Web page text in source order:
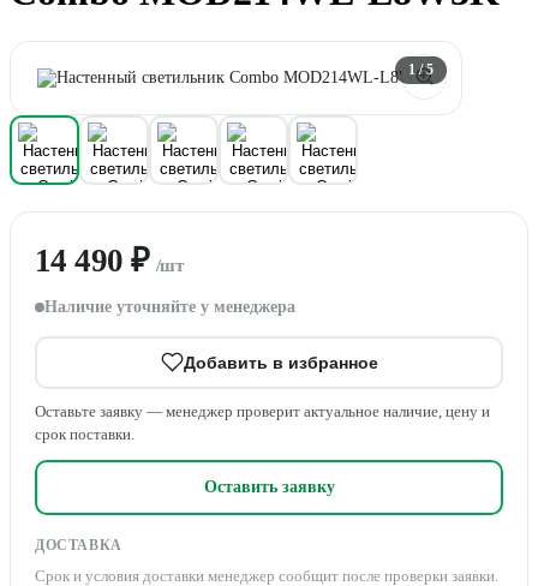
1/ 5
14 490 ₽ /шт
Наличие уточняйте у менеджера
Добавить в избранное
Оставьте заявку — менеджер проверит актуальное наличие, цену и
срок поставки.
Оставить заявку
ДОСТАВКА
Срок и условия доставки менеджер сообщит после проверки заявки.